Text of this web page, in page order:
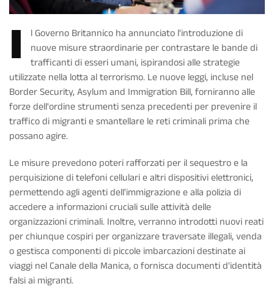
I
l Governo Britannico ha annunciato l'introduzione di
nuove misure straordinarie per contrastare le bande di
trafficanti di esseri umani, ispirandosi alle strategie
utilizzate nella lotta al terrorismo. Le nuove leggi, incluse nel
Border Security, Asylum and Immigration Bill, forniranno alle
forze dell'ordine strumenti senza precedenti per prevenire il
traffico di migranti e smantellare le reti criminali prima che
possano agire.
Le misure prevedono poteri rafforzati per il sequestro e la
perquisizione di telefoni cellulari e altri dispositivi elettronici,
permettendo agli agenti dell'immigrazione e alla polizia di
accedere a informazioni cruciali sulle attività delle
organizzazioni criminali. Inoltre, verranno introdotti nuovi reati
per chiunque cospiri per organizzare traversate illegali, venda
o gestisca componenti di piccole imbarcazioni destinate ai
viaggi nel Canale della Manica, o fornisca documenti d'identità
falsi ai migranti.